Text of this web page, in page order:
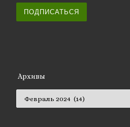
ПОДПИСАТЬСЯ
Архивы